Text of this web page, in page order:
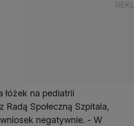
łóżek na pediatrii
Radą Społeczną Szpitala,
negatywnie. - W